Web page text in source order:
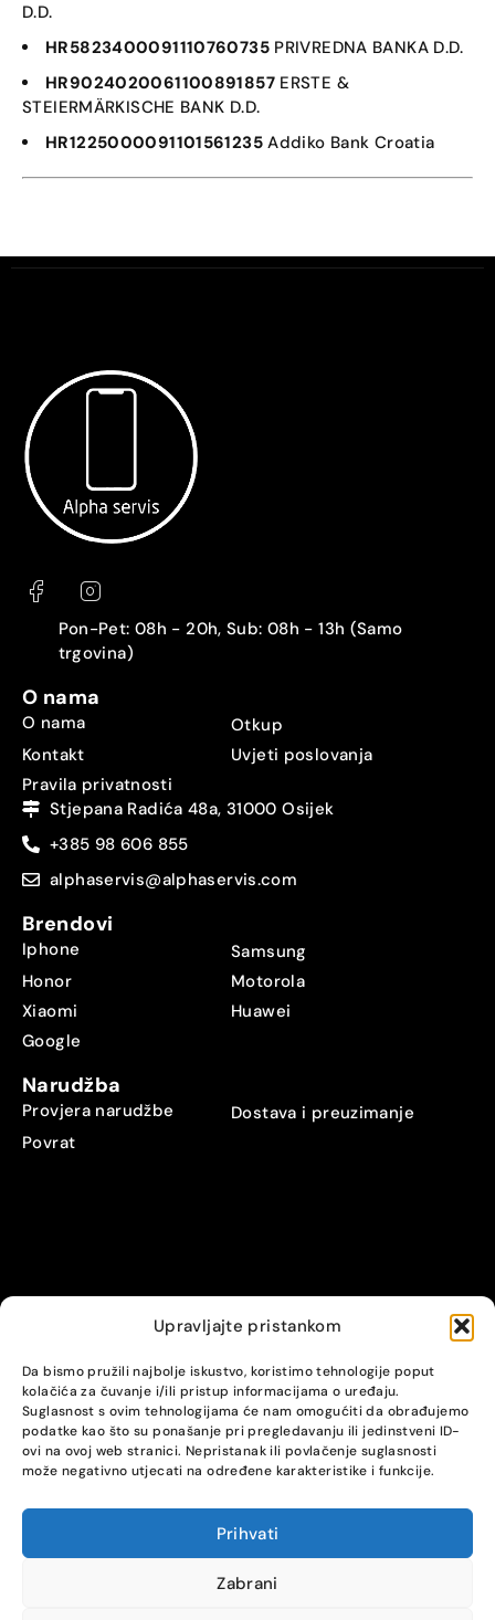
Upravljajte pristankom
Da bismo pružili najbolje iskustvo, koristimo tehnologije poput
kolačića za čuvanje i/ili pristup informacijama o uređaju.
Suglasnost s ovim tehnologijama će nam omogućiti da obrađujemo
podatke kao što su ponašanje pri pregledavanju ili jedinstveni ID-
ovi na ovoj web stranici. Nepristanak ili povlačenje suglasnosti
može negativno utjecati na određene karakteristike i funkcije.
Prihvati
Zabrani
D.D.
HR5823400091110760735PRIVREDNA BANKA D.D.
HR9024020061100891857ERSTE &
STEIERMÄRKISCHE BANK D.D.
HR1225000091101561235Addiko Bank Croatia
Pon-Pet: 08h - 20h, Sub: 08h - 13h (Samo
trgovina)
O nama
O nama
Otkup
Kontakt
Uvjeti poslovanja
Pravila privatnosti
Stjepana Radića 48a, 31000 Osijek
+385 98 606 855
alphaservis@alphaservis.com
Brendovi
Iphone
Samsung
Honor
Motorola
Xiaomi
Huawei
Google
Narudžba
Provjera narudžbe
Dostava i preuzimanje
Povrat
© Alpha servis. All Rights Reserved.
COMPARE (0)